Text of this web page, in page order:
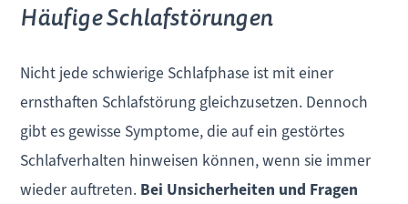
Häufige Schlafstörungen
Nicht jede schwierige Schlafphase ist mit einer
ernsthaften Schlafstörung gleichzusetzen. Dennoch
gibt es gewisse Symptome, die auf ein gestörtes
Schlafverhalten hinweisen können, wenn sie immer
wieder auftreten. Bei Unsicherheiten und Fragen